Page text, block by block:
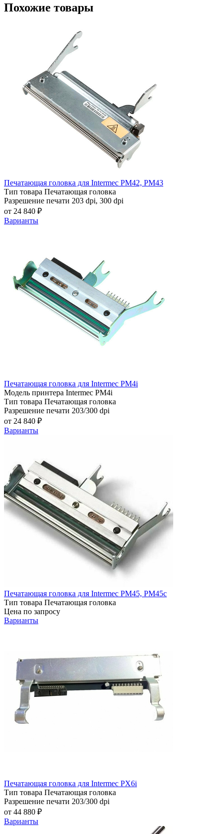
Похожие товары
Печатающая головка для Intermec PM42, PM43
Тип товара Печатающая головка
Разрешение печати 203 dpi, 300 dpi
от 24 840 ₽
Варианты
Печатающая головка для Intermec PM4i
Модель принтера Intermec PM4i
Тип товара Печатающая головка
Разрешение печати 203/300 dpi
от 24 840 ₽
Варианты
Печатающая головка для Intermec PM45, PM45с
Тип товара Печатающая головка
Цена по запросу
Варианты
Печатающая головка для Intermec PX6i
Тип товара Печатающая головка
Разрешение печати 203/300 dpi
от 44 880 ₽
Варианты